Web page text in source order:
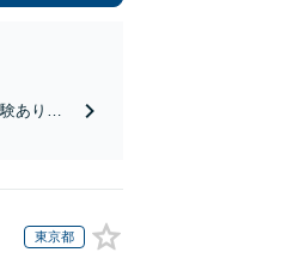
あり】
東京都